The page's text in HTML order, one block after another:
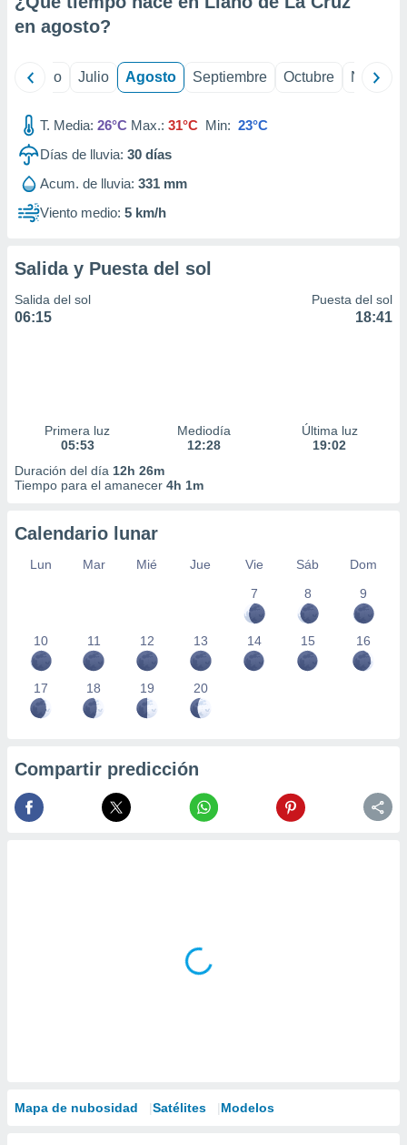
e
publicidad
publicidad
de
en agosto?
Junio Julio Agosto Septiembre Octubre
T. Media: 26°C Max.: 31°C Min: 23°C
Días de lluvia: 30 días
Acum. de lluvia: 331 mm
Viento medio: 5 km/h
Salida y Puesta del sol
Salida del sol
06:15
Puesta del sol
18:41
Primera luz
05:53
Mediodía
12:28
Última luz
19:02
Duración del día 12h 26m
Tiempo para el amanecer 4h 1m
Calendario lunar
Lun Mar Mié Jue Vie Sáb
Dom
7
8 9
10 11 12 13 14 15 16
17 18 19 20
Compartir predicción
Mapa de nubosidad Satélites Modelos